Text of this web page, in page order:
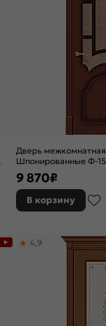
Дверь
Шпонированные Ф-
остекленная, сатинат
художественный,
9 870₽
В корзину
4,9